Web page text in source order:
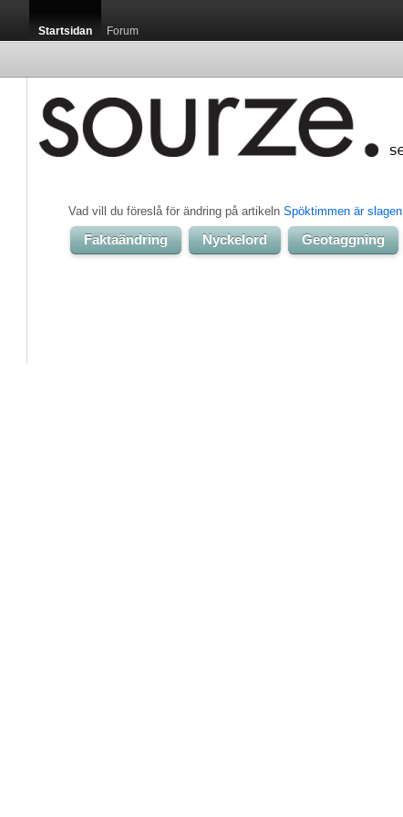
Startsidan Forum
Vad vill du föreslå för ändring på artikeln Spöktimmen är slagen
Faktaändring Nyckelord Geotaggning